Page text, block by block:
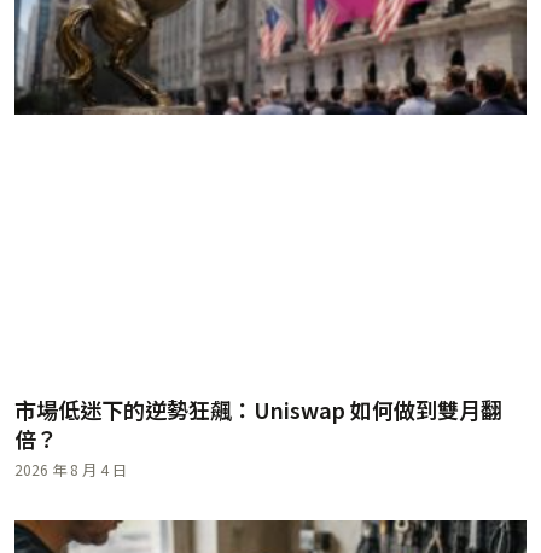
市場低迷下的逆勢狂飆：Uniswap 如何做到雙月翻
倍？
2026 年 8 月 4 日